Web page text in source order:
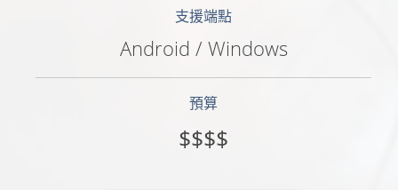
支援端點
Android / Windows
預算
$$$$